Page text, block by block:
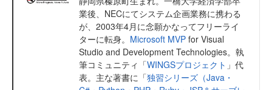
業後、NECにてシステム企画業務に携わる
が、2003年4月に念願かなってフリーライ
ターに転身。 Microsoft MVP for Visual
Studio and Development Technologies。執
筆コミュニティ「WINGSプロジェクト 」代
表。主な著書に「独習シリーズ（Java・